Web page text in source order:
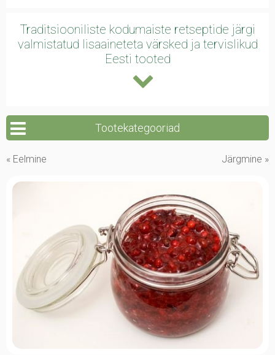
Traditsiooniliste kodumaiste retseptide järgi
valmistatud lisaaineteta värsked ja tervislikud
Eesti tooted
Tootekategooriad
« Eelmine Järgmine »